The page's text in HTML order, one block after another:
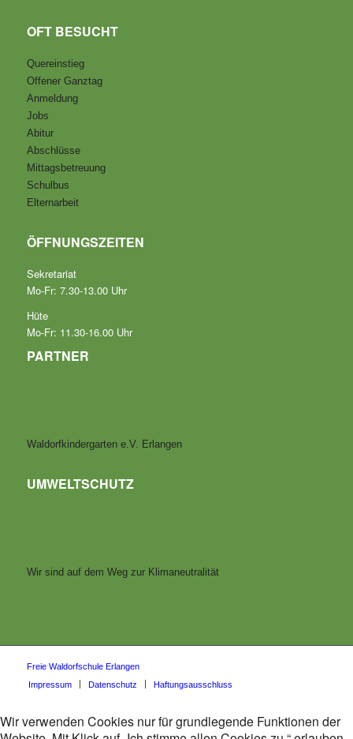
OFT BESUCHT
Quereinstieg
Offener Ganztag
Anmeldung
Jobs
Abitur
Abschlüsse
Mittagsbetreuung
Schulbus
Elternarbeit
ÖFFNUNGSZEITEN
Sekretariat
Mo-Fr: 7.30-13.00 Uhr
Hüte
Mo-Fr: 11.30-16.00 Uhr
PARTNER
Waldorfkindergarten e.V. Erlangen
UMWELTSCHUTZ
Wir sind auf dem Weg zur Klimaneutralität
Freie Waldorfschule Erlangen
Impressum
Datenschutz Haftungsausschluss
Wir verwenden Cookies nur für grundlegende Funktionen der